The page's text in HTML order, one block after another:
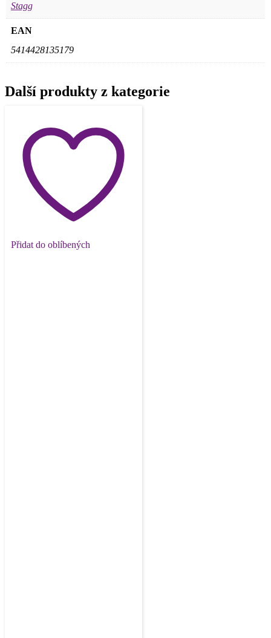
Stagg
EAN
5414428135179
Další produkty z kategorie
Přidat do oblíbených